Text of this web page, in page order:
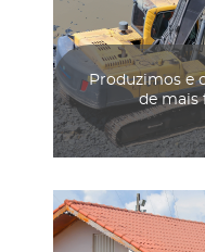
Produzimos e
de mais